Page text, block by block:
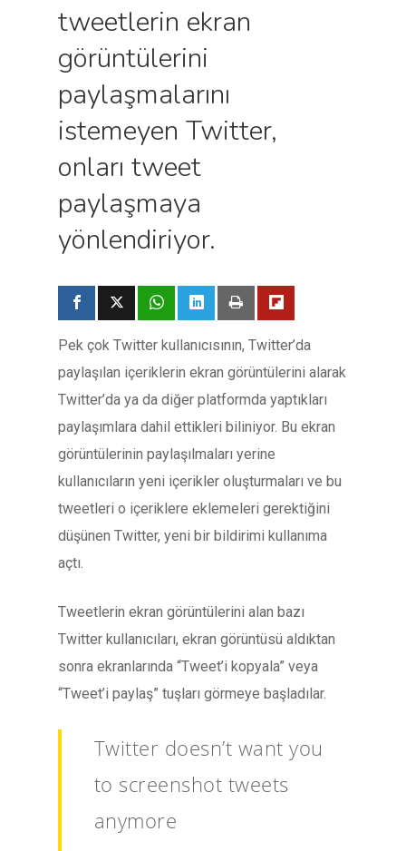
tweetlerin ekran
görüntülerini
paylaşmalarını
istemeyen Twitter,
onları tweet
paylaşmaya
yönlendiriyor.
Pek çok Twitter kullanıcısının, Twitter’da
paylaşılan içeriklerin ekran görüntülerini alarak
Twitter’da ya da diğer platformda yaptıkları
paylaşımlara dahil ettikleri biliniyor. Bu ekran
görüntülerinin paylaşılmaları yerine
kullanıcıların yeni içerikler oluşturmaları ve bu
tweetleri o içeriklere eklemeleri gerektiğini
düşünen Twitter, yeni bir bildirimi kullanıma
açtı.
Tweetlerin ekran görüntülerini alan bazı
Twitter kullanıcıları, ekran görüntüsü aldıktan
sonra ekranlarında “Tweet’i kopyala” veya
“Tweet’i paylaş” tuşları görmeye başladılar.
Twitter doesn’t want you
to screenshot tweets
anymore